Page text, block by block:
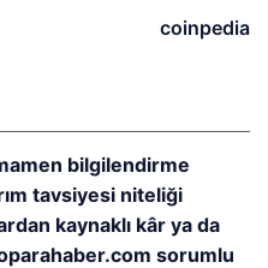
coinpedia
bilgilendirme
tavsiyesi niteliği
kaynaklı kâr ya da
sorumlu